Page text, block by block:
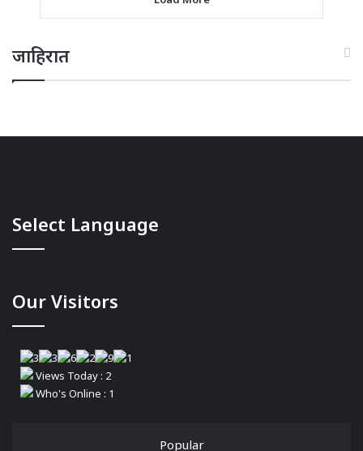
जाहिरात
Select Language
Our Visitors
Views Today : 2
Who's Online : 1
Popular